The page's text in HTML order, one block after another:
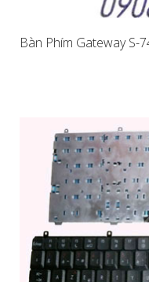
Bàn Phím Gateway S-